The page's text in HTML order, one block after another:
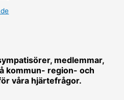
medlemmar,
kommun- region- och
våra hjärtefrågor.